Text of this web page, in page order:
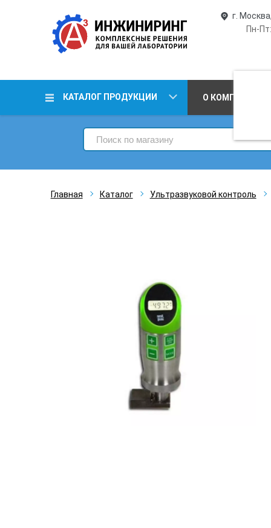
г.
Пн-
КАТАЛОГ ПРОДУКЦИИ О КОМПАНИИ
Главная Каталог Ультразвуковой контроль